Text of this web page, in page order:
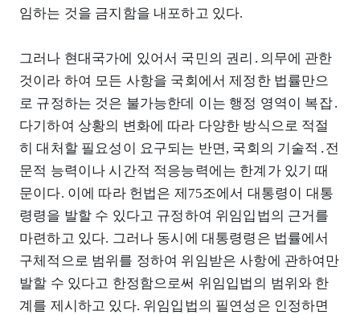
임하는 것을 금지함을 내포하고 있다.
그러나 현대국가에 있어서 국민의 권리․의무에 관한
것이라 하여 모든 사항을 국회에서 제정한 법률만으
로 규정하는 것은 불가능한데 이는 행정 영역이 복잡․
다기하여 상황의 변화에 따라 다양한 방식으로 적절
히 대처할 필요성이 요구되는 반면, 국회의 기술적․전
문적 능력이나 시간적 적응능력에는 한계가 있기 때
문이다. 이에 따라 헌법은 제75조에서 대통령이 대통
령령을 발할 수 있다고 규정하여 위임입법의 근거를
마련하고 있다. 그러나 동시에 대통령령은 법률에서
구체적으로 범위를 정하여 위임받은 사항에 관하여만
발할 수 있다고 한정함으로써 위임입법의 범위와 한
계를 제시하고 있다. 위임입법의 필연성은 인정하면